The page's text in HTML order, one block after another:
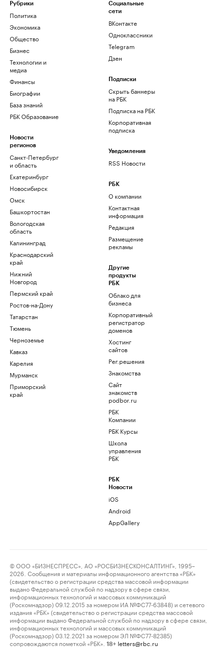
Рубрики
Политика
Экономика
Общество
Бизнес
Технологии и
медиа
Финансы
Биографии
База знаний
РБК Образование
Новости
регионов
Санкт-Петербург
и область
Екатеринбург
Новосибирск
Омск
Башкортостан
Вологодская
область
Калининград
Краснодарский
край
Нижний
Новгород
Пермский край
Ростов-на-Дону
Татарстан
Тюмень
Черноземье
Кавказ
Карелия
Мурманск
Приморский
край
Социальные
сети
ВКонтакте
Одноклассники
Telegram
Дзен
Подписки
Скрыть баннеры
на РБК
Подписка на РБК
Корпоративная
подписка
Уведомления
RSS Новости
РБК
О компании
Контактная
информация
Редакция
Размещение
рекламы
Другие
продукты
РБК
Облако для
бизнеса
Корпоративный
регистратор
доменов
Хостинг
сайтов
Рег.решения
Знакомства
Сайт
знакомств
podbor.ru
РБК
Компании
РБК Курсы
Школа
управления
РБК
РБК
Новости
iOS
Android
AppGallery
© ООО «БИЗНЕСПРЕСС», АО «РОСБИЗНЕСКОНСАЛТИНГ», 1995–
2026. Сообщения и материалы информационного агентства «РБК»
(свидетельство о регистрации средства массовой информации
выдано Федеральной службой по надзору в сфере связи,
информационных технологий и массовых коммуникаций
(Роскомнадзор) 09.12.2015 за номером ИА №ФС77-63848) и сетевого
издания «РБК» (свидетельство о регистрации средства массовой
информации выдано Федеральной службой по надзору в сфере связи,
информационных технологий и массовых коммуникаций
(Роскомнадзор) 03.12.2021 за номером ЭЛ №ФС77-82385)
сопровождаются пометкой «РБК».
18+ letters@rbc.ru